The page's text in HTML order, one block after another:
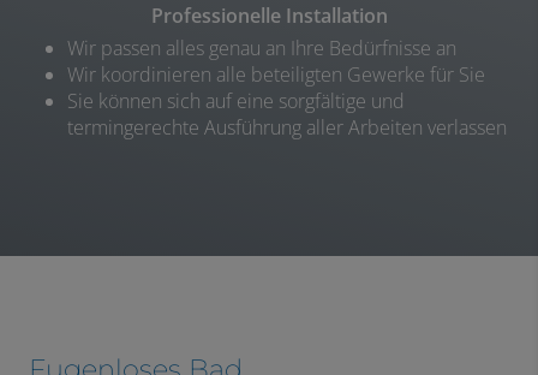
Professionelle Installation
Wir passen alles genau an Ihre Bedürfnisse an
Wir koordinieren alle beteiligten Gewerke für Sie
Sie können sich auf eine sorgfältige und
termingerechte Ausführung aller Arbeiten verlassen